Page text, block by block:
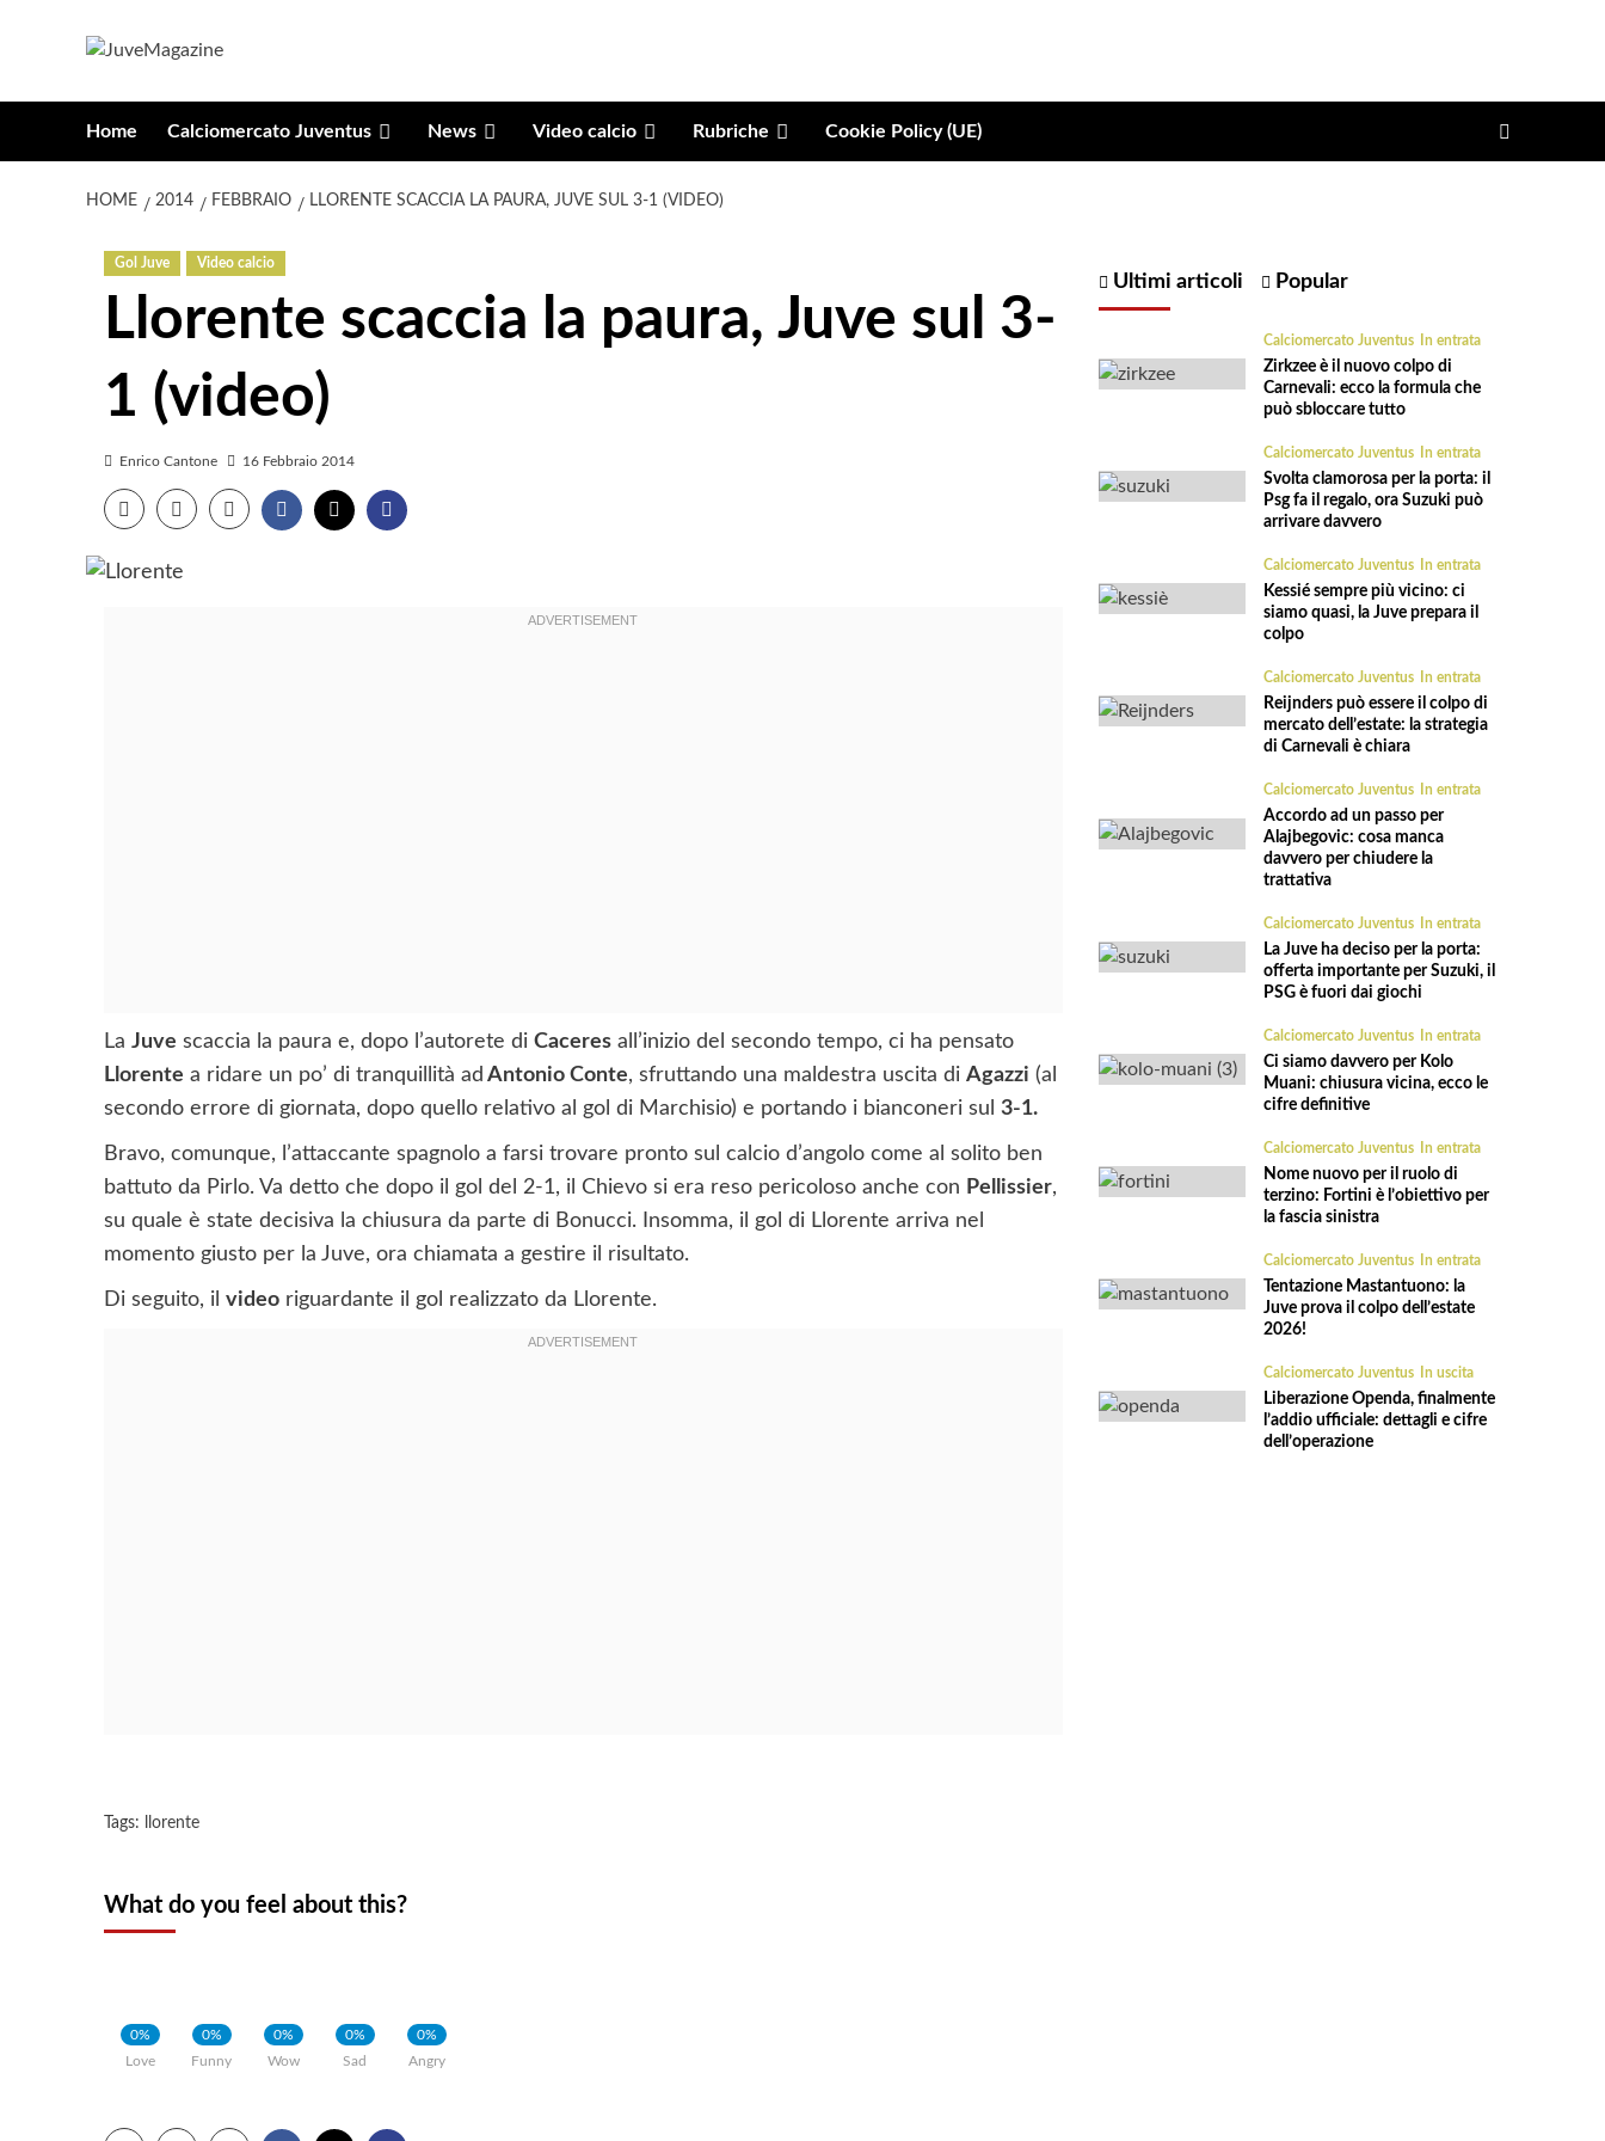
Home Calciomercato Juventus News Video calcio Rubriche Cookie Policy (UE)
HOME 2014 FEBBRAIO LLORENTE SCACCIA LA PAURA, JUVE SUL 3-1 (VIDEO)
Gol Juve Video calcio
Llorente scaccia la paura, Juve sul 3-
1 (video)
Enrico Cantone 16 Febbraio 2014
La Juve scaccia la paura e, dopo l’autorete di Caceres all’inizio del secondo tempo, ci ha pensato
Llorente a ridare un po’ di tranquillità ad Antonio Conte, sfruttando una maldestra uscita di Agazzi (al
secondo errore di giornata, dopo quello relativo al gol di Marchisio) e portando i bianconeri sul 3-1.
Bravo, comunque, l’attaccante spagnolo a farsi trovare pronto sul calcio d’angolo come al solito ben
battuto da Pirlo. Va detto che dopo il gol del 2-1, il Chievo si era reso pericoloso anche con Pellissier,
su quale è state decisiva la chiusura da parte di Bonucci. Insomma, il gol di Llorente arriva nel
momento giusto per la Juve, ora chiamata a gestire il risultato.
Di seguito, il video riguardante il gol realizzato da Llorente.
Tags: llorente
What do you feel about this?
0%
Love
0%
Funny
0%
Wow
0%
Sad
0%
Angry
Ultimi articoli Popular
Calciomercato Juventus In entrata
Zirkzee è il nuovo colpo di
Carnevali: ecco la formula che
può sbloccare tutto
Calciomercato Juventus In entrata
Svolta clamorosa per la porta: il
Psg fa il regalo, ora Suzuki può
arrivare davvero
Calciomercato Juventus In entrata
Kessié sempre più vicino: ci
siamo quasi, la Juve prepara il
colpo
Calciomercato Juventus In entrata
Reijnders può essere il colpo di
mercato dell’estate: la strategia
di Carnevali è chiara
Calciomercato Juventus In entrata
Accordo ad un passo per
Alajbegovic: cosa manca
davvero per chiudere la
trattativa
Calciomercato Juventus In entrata
La Juve ha deciso per la porta:
offerta importante per Suzuki, il
PSG è fuori dai giochi
Calciomercato Juventus In entrata
Ci siamo davvero per Kolo
Muani: chiusura vicina, ecco le
cifre definitive
Calciomercato Juventus In entrata
Nome nuovo per il ruolo di
terzino: Fortini è l’obiettivo per
la fascia sinistra
Calciomercato Juventus In entrata
Tentazione Mastantuono: la
Juve prova il colpo dell’estate
2026!
Calciomercato Juventus In uscita
Liberazione Openda, finalmente
l’addio ufficiale: dettagli e cifre
dell’operazione